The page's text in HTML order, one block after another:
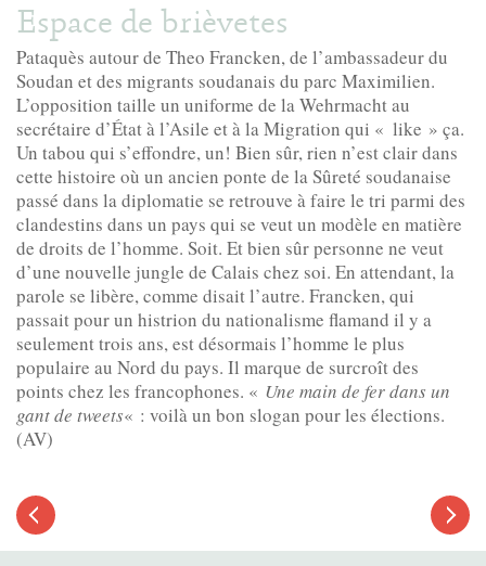
Espace de brièvetes
Pataquès autour de Theo Francken, de l’ambassadeur du
Soudan et des migrants soudanais du parc Maximilien.
L’opposition taille un uniforme de la Wehrmacht au
secrétaire d’État à l’Asile et à la Migration qui « like » ça.
Un tabou qui s’effondre, un! Bien sûr, rien n’est clair dans
cette histoire où un ancien ponte de la Sûreté soudanaise
passé dans la diplomatie se retrouve à faire le tri parmi des
clandestins dans un pays qui se veut un modèle en matière
de droits de l’homme. Soit. Et bien sûr personne ne veut
d’une nouvelle jungle de Calais chez soi. En attendant, la
parole se libère, comme disait l’autre. Francken, qui
passait pour un histrion du nationalisme flamand il y a
seulement trois ans, est désormais l’homme le plus
populaire au Nord du pays. Il marque de surcroît des
points chez les francophones. « Une main de fer dans un
gant de tweets« : voilà un bon slogan pour les élections.
(AV)
Article
précédent
Article
suivant